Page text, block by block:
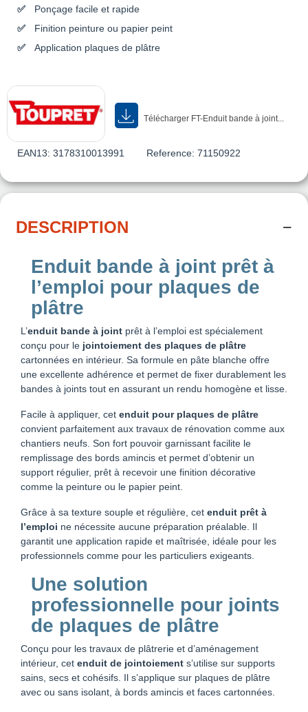
Ponçage facile et rapide
Finition peinture ou papier peint
Application plaques de plâtre
Télécharger FT-Enduit bande à joint...
EAN13: 3178310013991 Reference: 71150922
DESCRIPTION
Enduit bande à joint prêt à
l’emploi pour plaques de
plâtre
L’enduit bande à joint prêt à l’emploi est spécialement
conçu pour le jointoiement des plaques de plâtre
cartonnées en intérieur. Sa formule en pâte blanche offre
une excellente adhérence et permet de fixer durablement les
bandes à joints tout en assurant un rendu homogène et lisse.
Facile à appliquer, cet enduit pour plaques de plâtre
convient parfaitement aux travaux de rénovation comme aux
chantiers neufs. Son fort pouvoir garnissant facilite le
remplissage des bords amincis et permet d’obtenir un
support régulier, prêt à recevoir une finition décorative
comme la peinture ou le papier peint.
Grâce à sa texture souple et régulière, cet enduit prêt à
l’emploi ne nécessite aucune préparation préalable. Il
garantit une application rapide et maîtrisée, idéale pour les
professionnels comme pour les particuliers exigeants.
Une solution
professionnelle pour joints
de plaques de plâtre
Conçu pour les travaux de plâtrerie et d’aménagement
intérieur, cet enduit de jointoiement s’utilise sur supports
sains, secs et cohésifs. Il s’applique sur plaques de plâtre
avec ou sans isolant, à bords amincis et faces cartonnées.